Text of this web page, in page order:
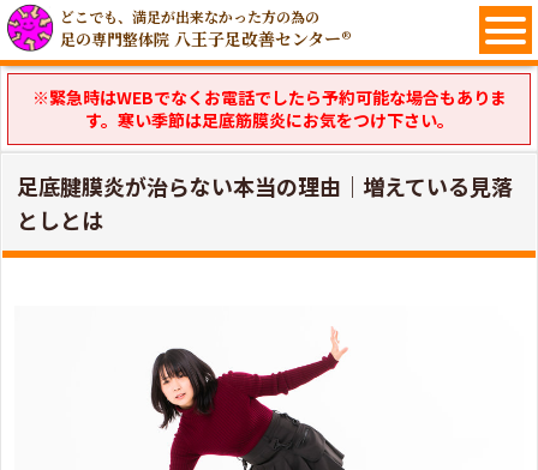
どこでも、満足が出来なかった方の為の
足の専門整体院 八王子足改善センター®
※緊急時はWEBでなくお電話でしたら予約可能な場合もありま
す。寒い季節は足底筋膜炎にお気をつけ下さい。
足底腱膜炎が治らない本当の理由｜増えている見落
としとは